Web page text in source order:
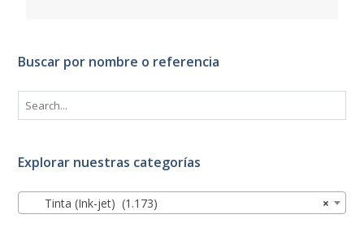
Buscar por nombre o referencia
Explorar nuestras categorías
×
Tinta (Ink-jet) (1.173)